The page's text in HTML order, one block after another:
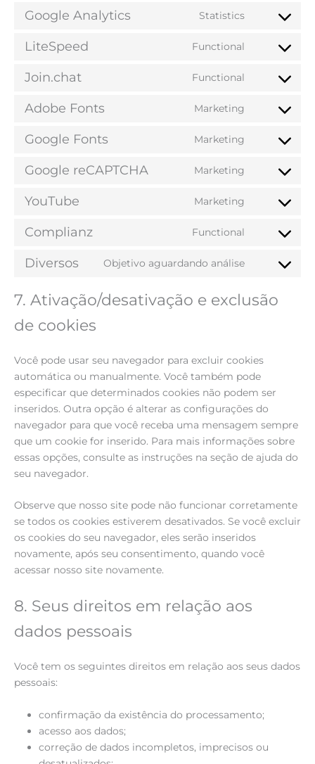
Google Analytics Statistics
LiteSpeed Functional
Join.chat Functional
Adobe Fonts Marketing
Google Fonts Marketing
Google reCAPTCHA Marketing
YouTube Marketing
Complianz Functional
Diversos Objetivo aguardando análise
7. Ativação/desativação e exclusão
de cookies
Você pode usar seu navegador para excluir cookies
automática ou manualmente. Você também pode
especificar que determinados cookies não podem ser
inseridos. Outra opção é alterar as configurações do
navegador para que você receba uma mensagem sempre
que um cookie for inserido. Para mais informações sobre
essas opções, consulte as instruções na seção de ajuda do
seu navegador.
Observe que nosso site pode não funcionar corretamente
se todos os cookies estiverem desativados. Se você excluir
os cookies do seu navegador, eles serão inseridos
novamente, após seu consentimento, quando você
acessar nosso site novamente.
8. Seus direitos em relação aos
dados pessoais
Você tem os seguintes direitos em relação aos seus dados
pessoais:
confirmação da existência do processamento;
acesso aos dados;
correção de dados incompletos, imprecisos ou